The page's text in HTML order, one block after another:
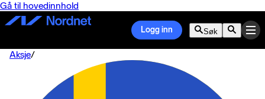
Gå til hovedinnhold
Logg inn Søk
Aksje/